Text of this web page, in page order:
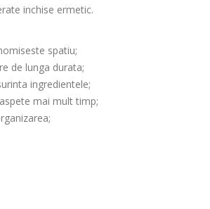
inchise ermetic.
spatiu;
de lunga durata;
ingredientele;
mai mult timp;